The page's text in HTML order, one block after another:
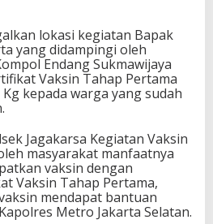
lokasi kegiatan Bapak
yang didampingi oleh
Endang Sukmawijaya
Vaksin Tahap Pertama
kepada warga yang sudah
Jagakarsa Kegiatan Vaksin
masyarakat manfaatnya
vaksin dengan
Vaksin Tahap Pertama,
mendapat bantuan
Metro Jakarta Selatan.